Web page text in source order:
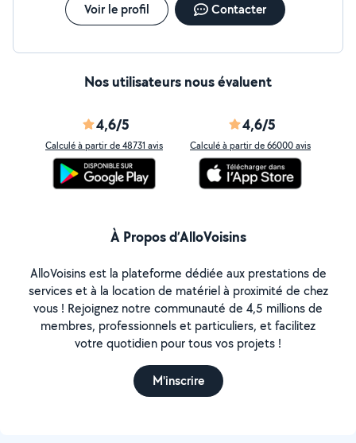
Voir le profil Contacter
Nos utilisateurs nous évaluent
4,6/5
Calculé à partir de 48731 avis
4,6/5
Calculé à partir de 66000 avis
À Propos d’AlloVoisins
AlloVoisins est la plateforme dédiée aux prestations de
services et à la location de matériel à proximité de chez
vous ! Rejoignez notre communauté de 4,5 millions de
membres, professionnels et particuliers, et facilitez
votre quotidien pour tous vos projets !
M'inscrire